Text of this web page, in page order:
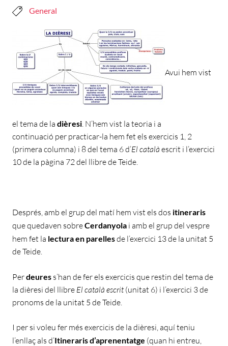
General
Avui hem vist
el tema de la dièresi . N’hem vist la teoria i a
continuació per practicar-la hem fet els exercicis 1, 2
(primera columna) i 8 del tema 6 d’El català escrit i l’exercici
10 de la pàgina 72 del llibre de Teide.
Després, amb el grup del matí hem vist els dos itineraris
que quedaven sobreCerdanyola i amb el grup del vespre
hem fet la lectura en parellesde l’exercici 13 de la unitat 5
de Teide.
Perdeures s’han de fer els exercicis que restin del tema de
la dièresi del llibre El català escrit(unitat 6) i l’exercici 3 de
pronoms de la unitat 5 de Teide.
I per si voleu fer més exercicis de la dièresi, aquí teniu
l’enllaç als d’Itineraris d’aprenentatge (quan hi entreu,